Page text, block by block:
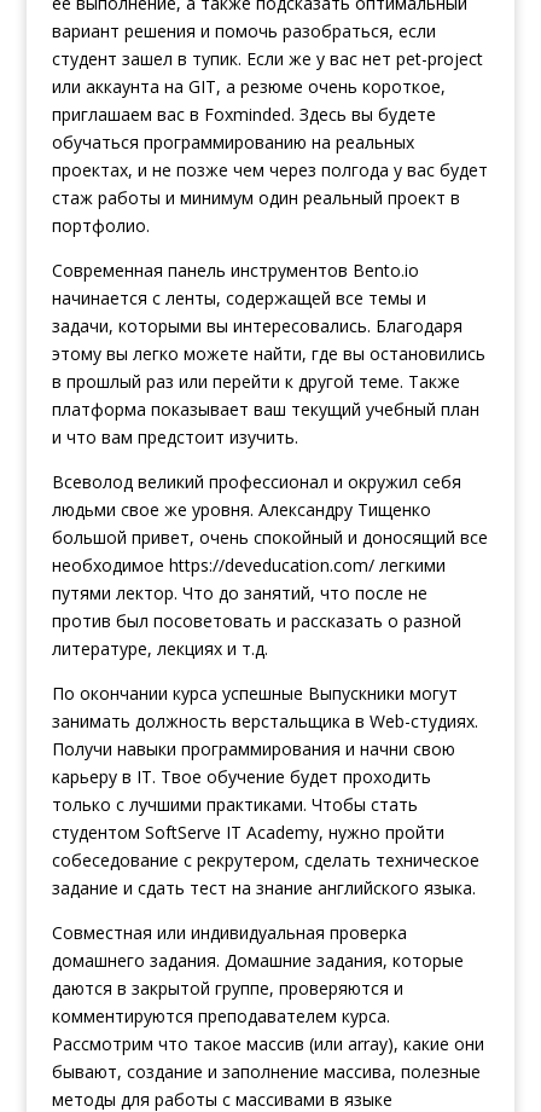
вариант решения и помочь разобраться, если
студент зашел в тупик. Если же у вас нет pet-project
или аккаунта на GIT, а резюме очень короткое,
приглашаем вас в Foxminded. Здесь вы будете
обучаться программированию на реальных
проектах, и не позже чем через полгода у вас будет
стаж работы и минимум один реальный проект в
портфолио.
Современная панель инструментов Bento.io
начинается с ленты, содержащей все темы и
задачи, которыми вы интересовались. Благодаря
этому вы легко можете найти, где вы остановились
в прошлый раз или перейти к другой теме. Также
платформа показывает ваш текущий учебный план
и что вам предстоит изучить.
Всеволод великий профессионал и окружил себя
людьми свое же уровня. Александру Тищенко
большой привет, очень спокойный и доносящий все
необходимое https://deveducation.com/легкими
путями лектор. Что до занятий, что после не
против был посоветовать и рассказать о разной
литературе, лекциях и т.д.
По окончании курса успешные Выпускники могут
занимать должность верстальщика в Web-студиях.
Получи навыки программирования и начни свою
карьеру в IT. Твое обучение будет проходить
только с лучшими практиками. Чтобы стать
студентом SoftServe IT Academy, нужно пройти
собеседование с рекрутером, сделать техническое
задание и сдать тест на знание английского языка.
Совместная или индивидуальная проверка
домашнего задания. Домашние задания, которые
даются в закрытой группе, проверяются и
комментируются преподавателем курса.
Рассмотрим что такое массив (или array), какие они
бывают, создание и заполнение массива, полезные
методы для работы с массивами в языке